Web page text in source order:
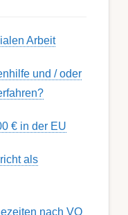
Ar­beit
und / oder
€ in der EU
als
nach VO